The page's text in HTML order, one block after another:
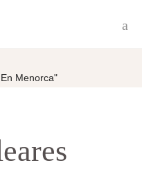
Menorca"